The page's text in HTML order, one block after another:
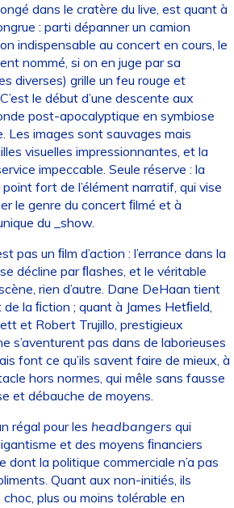
dans le cratère du live, est quant à
: parti dépanner un camion
indispensable au concert en cours, le
nommé, si on en juge par sa
diverses) grille un feu rouge et
le début d’une descente aux
post-apocalyptique en symbiose
Les images sont sauvages mais
visuelles impressionnantes, et la
impeccable. Seule réserve : la
fort de l’élément narratif, qui vise
le genre du concert ﬁlmé et à
du _show.
pas un ﬁlm d’action : l’errance dans la
décline par ﬂashes, et le véritable
rien d’autre. Dane DeHaan tient
la ﬁction ; quant à James Hetﬁeld,
et Robert Trujillo, prestigieux
s’aventurent pas dans de laborieuses
font ce qu’ils savent faire de mieux, à
hors normes, qui mêle sans fausse
et débauche de moyens.
régal pour les headbangers qui
et des moyens ﬁnanciers
dont la politique commerciale n’a pas
Quant aux non-initiés, ils
plus ou moins tolérable en